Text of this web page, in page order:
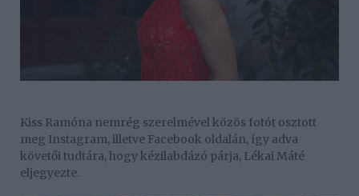
Kiss Ramóna nemrég szerelmével közös fotót osztott
meg Instagram, illetve Facebook oldalán, így adva
követői tudtára, hogy kézilabdázó párja, Lékai Máté
eljegyezte.